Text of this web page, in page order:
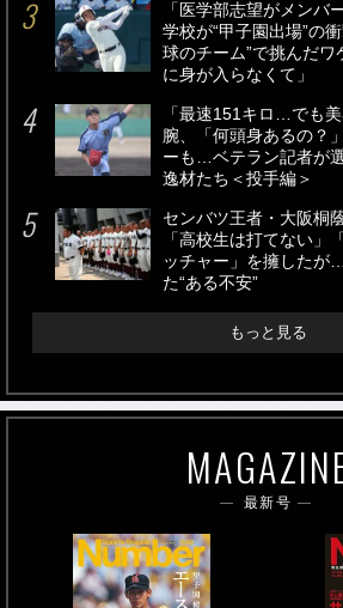
「医学部志望がメンバ
学校が“甲子園出場”の
球のチーム”で挑んだ
に身が入らなくて」
「最速151キロ…でも
腕、「何頭身あるの？
ーも…ベテラン記者が
逸材たち＜投手編＞
センバツ王者・大阪桐
「高校生は打てない」
ッチャー」を擁したが
た“ある不安”
もっと見る
最新号